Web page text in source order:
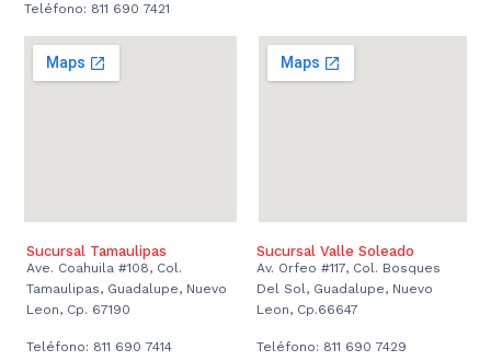
Teléfono: 811 690 7421
Sucursal Tamaulipas
Ave. Coahuila #108, Col.
Tamaulipas, Guadalupe, Nuevo
Leon, Cp. 67190
Teléfono: 811 690 7414
Sucursal Valle Soleado
Av. Orfeo #117, Col. Bosques
Del Sol, Guadalupe, Nuevo
Leon, Cp.66647
Teléfono: 811 690 7429